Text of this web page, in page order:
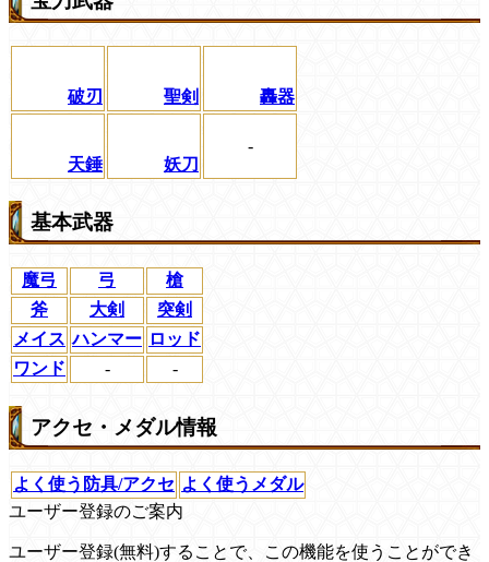
破刃 聖剣 轟器
天錘 妖刀
-
基本武器
魔弓 弓
槍
斧
大剣
突剣
メイス ハンマー ロッド
ワンド
- -
アクセ・メダル情報
よく使う防具/アクセ よく使うメダル
ユーザー登録のご案内
ユーザー登録(無料)することで、この機能を使うことができ